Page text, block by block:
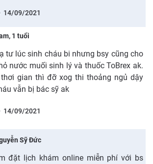
14/09/2021
1 tuổi
tư lúc sinh cháu bi nhưng bsy cũng cho
nước muối sinh lý và thuốc ToBrex ak.
thơi gian thì đỡ xog thi thoảng ngủ dậy
vẫn bị bác sỹ ak
14/09/2021
Sỹ Đức
đặt lịch khám online miễn phí với bs